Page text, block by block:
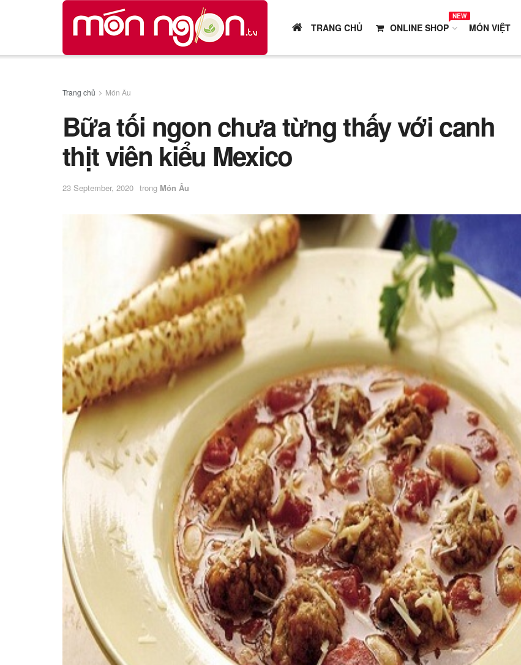
TRANG CHỦ ONLINE SHOP
NEW
MÓN VIỆT
Trang chủ Món Âu
Bữa tối ngon chưa từng thấy với canh
thịt viên kiểu Mexico
23 September, 2020 trong Món Âu